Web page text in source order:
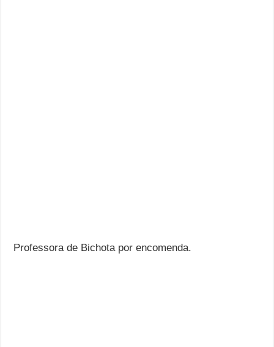
Professora de Bichota por encomenda.